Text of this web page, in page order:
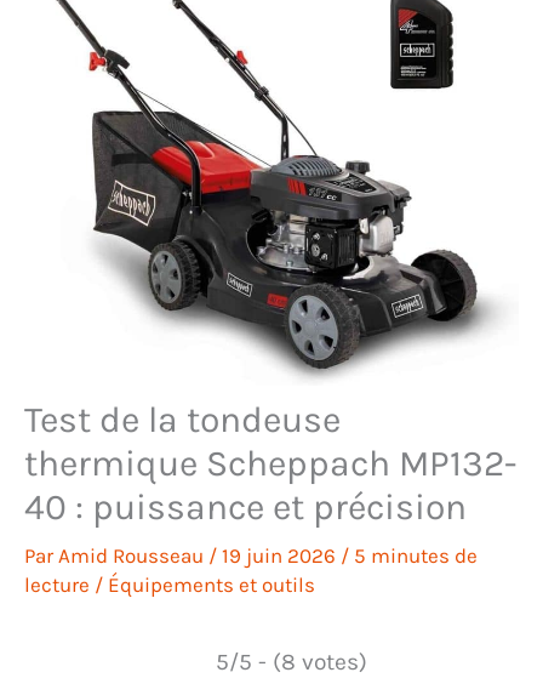
Test de la tondeuse
thermique Scheppach MP132-
40 : puissance et précision
ParAmid Rousseau / 19 juin 2026 / 5 minutes de
lecture / Équipements et outils
5/5 - (8 votes)